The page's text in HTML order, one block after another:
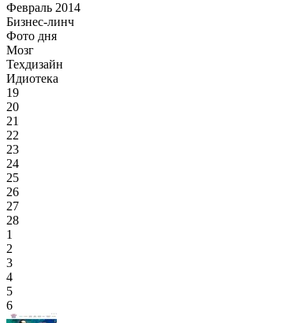
Февраль 2014
Бизнес-линч
Фото дня
Мозг
Техдизайн
Идиотека
19
20
21
22
23
24
25
26
27
28
1
2
3
4
5
6